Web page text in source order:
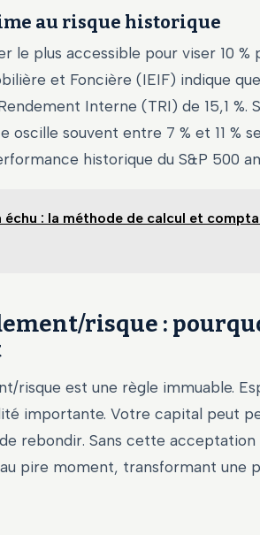
au risque historique
le plus accessible pour viser 10 %
et Foncière (IEIF) indique
Interne (TRI) de 15,1 %.
oscille souvent entre 7 % et 11 %
historique du S&P 500
: la méthode de calcul et
risque :
risque est une règle immuable.
importante. Votre capital peut
rebondir. Sans cette acceptation
au pire moment, transformant une